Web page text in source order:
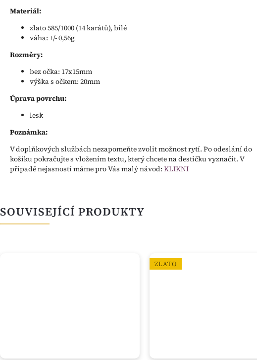
Materiál:
zlato 585/1000 (14 karátů), bílé
váha: +/- 0,56g
Rozměry:
bez očka: 17x15mm
výška s očkem: 20mm
Úprava povrchu:
lesk
Poznámka:
V doplňkových službách nezapomeňte zvolit možnost rytí. Po odeslání do
košíku pokračujte s vložením textu, který chcete na destičku vyznačit. V
případě nejasností máme pro Vás malý návod: KLIKNI
SOUVISEJÍCÍ PRODUKTY
ZLATO